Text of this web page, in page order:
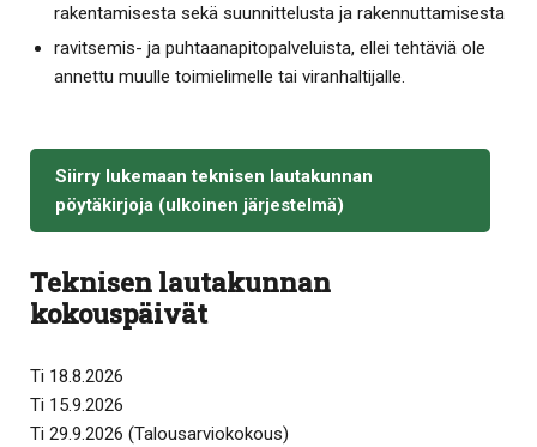
rakentamisesta sekä suunnittelusta ja rakennuttamisesta
ravitsemis- ja puhtaanapitopalveluista, ellei tehtäviä ole
annettu muulle toimielimelle tai viranhaltijalle.
Siirry lukemaan teknisen lautakunnan
pöytäkirjoja (ulkoinen järjestelmä)
Teknisen lautakunnan
kokouspäivät
Ti 18.8.2026
Ti 15.9.2026
Ti 29.9.2026 (Talousarviokokous)